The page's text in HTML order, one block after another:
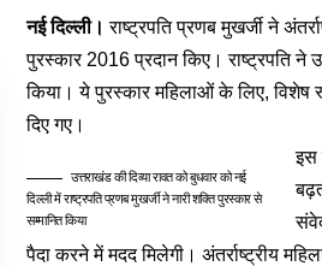
नई दिल्ली।राष्‍ट्रपति प्रणब मुखर्जी ने
पुरस्‍कार 2016 प्रदान किए। राष्ट्रपति ने
किया। ये पुरस्‍कार महिलाओं के लिए, विशेष
दिए गए।
उत्तराखंड की दिव्या रावत को बुधवार को नई
दिल्ली में राष्ट्रपति प्रणब मुखर्जी ने नारी शक्ति पुरस्कार से
सम्मानित किया
इस
पैदा करने में मदद मिलेगी। अंतर्राष्‍ट्रीय